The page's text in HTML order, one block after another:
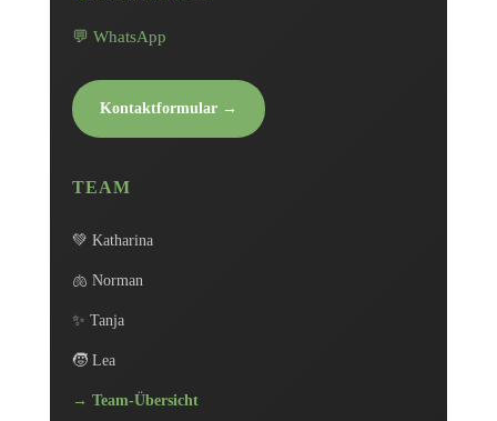
💬 WhatsApp
Kontaktformular →
TEAM
💚 Katharina
🫁 Norman
✨ Tanja
🧒 Lea
→ Team-Übersicht